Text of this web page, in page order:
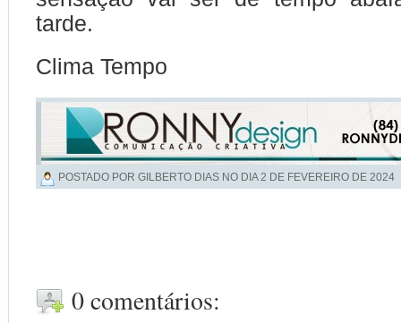
tarde.
Clima Tempo
POSTADO POR GILBERTO DIAS NO DIA2 DE FEVEREIRO DE 2024
0 comentários: